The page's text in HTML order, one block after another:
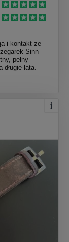
i kontakt ze
Sinn
pełny
długie lata.